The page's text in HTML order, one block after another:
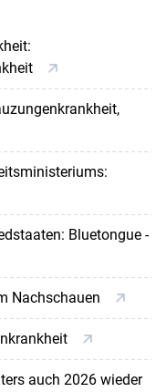
Bluetongue -
Nachschauen
auch 2026 wieder